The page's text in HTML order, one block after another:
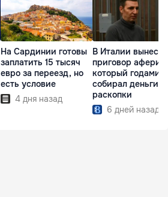
На Сардинии готовы
заплатить 15 тысяч
евро за переезд, но
есть условие
4 дня назад
В Италии вынесли
приговор
который годами
собирал деньги
раскопки
6 дней назад